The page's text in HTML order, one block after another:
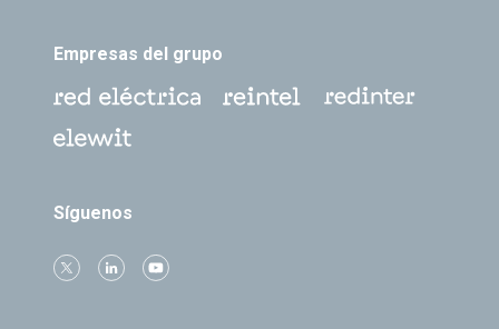
Empresas del grupo
Síguenos